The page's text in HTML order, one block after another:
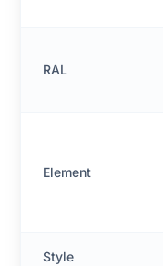
RAL
Element
Style